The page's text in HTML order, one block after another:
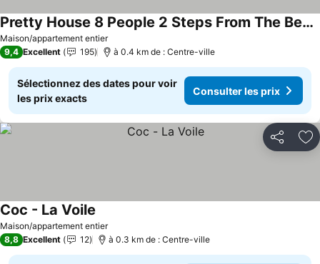
Maison/appartement entier
Pretty House 8 People 2 Steps From The Beach Ideal For Family
Consulter les prix
9,4 Excellent 195 à 0.4 km de : Centre-ville
Sélectionnez des dates pour voir
les prix exacts
Consulter les prix
Partager
Maison/appartement entier
Coc - La Voile
8,8 Excellent 12 à 0.3 km de : Centre-ville